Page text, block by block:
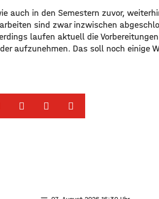
auch in den Semestern zuvor,
sind zwar inzwischen
laufen aktuell die
aufzunehmen. Das soll noch einige